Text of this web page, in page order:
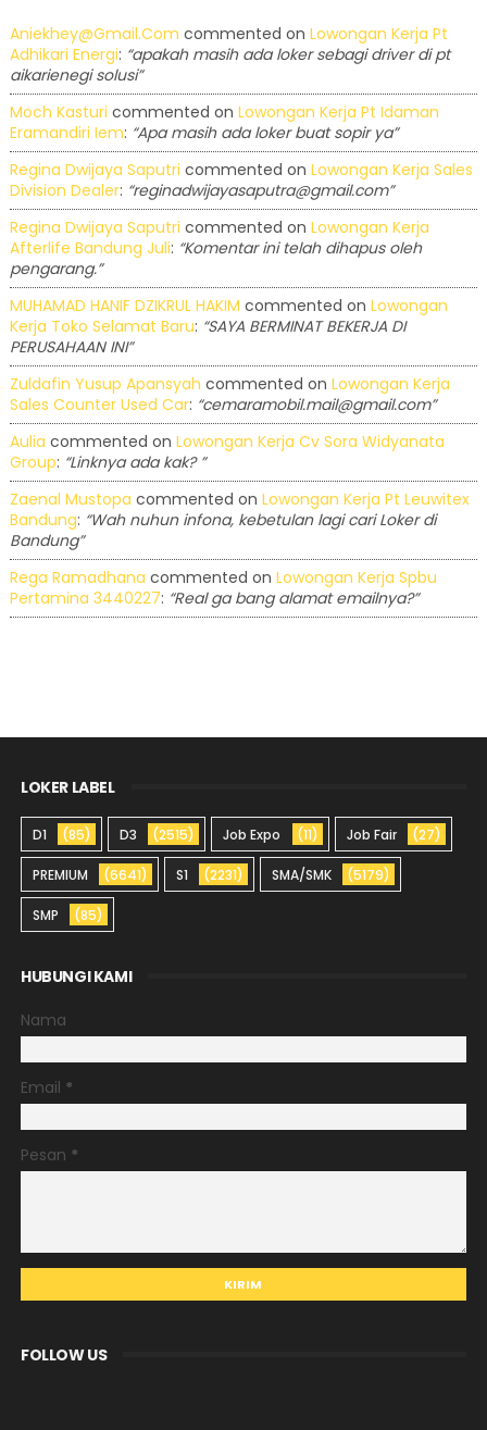
Aniekhey@gmail.com commented on Lowongan Kerja Pt
Adhikari Energi: “apakah masih ada loker sebagi driver di pt
aikarienegi solusi”
Moch Kasturi commented on Lowongan Kerja Pt Idaman
Eramandiri Iem: “Apa masih ada loker buat sopir ya”
Regina Dwijaya Saputri commented on Lowongan Kerja Sales
Division Dealer: “reginadwijayasaputra@gmail.com”
Regina Dwijaya Saputri commented on Lowongan Kerja
Afterlife Bandung Juli: “Komentar ini telah dihapus oleh
pengarang.”
MUHAMAD HANIF DZIKRUL HAKIM commented on Lowongan
Kerja Toko Selamat Baru: “SAYA BERMINAT BEKERJA DI
PERUSAHAAN INI”
Zuldafin Yusup Apansyah commented on Lowongan Kerja
Sales Counter Used Car: “cemaramobil.mail@gmail.com”
Aulia commented on Lowongan Kerja Cv Sora Widyanata
Group: “Linknya ada kak? ”
Zaenal Mustopa commented on Lowongan Kerja Pt Leuwitex
Bandung: “Wah nuhun infona, kebetulan lagi cari Loker di
Bandung”
Rega Ramadhana commented on Lowongan Kerja Spbu
Pertamina 3440227: “Real ga bang alamat emailnya?”
LOKER LABEL
D1 (85) D3 (2515) Job Expo (11) Job Fair (27)
PREMIUM (6641) S1 (2231) SMA/SMK (5179)
SMP (85)
HUBUNGI KAMI
Nama
Email *
Pesan *
FOLLOW US